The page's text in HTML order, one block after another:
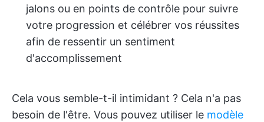
jalons ou en points de contrôle pour suivre
votre progression et célébrer vos réussites
afin de ressentir un sentiment
d'accomplissement
Cela vous semble-t-il intimidant ? Cela n'a pas
besoin de l'être. Vous pouvez utiliser le modèle